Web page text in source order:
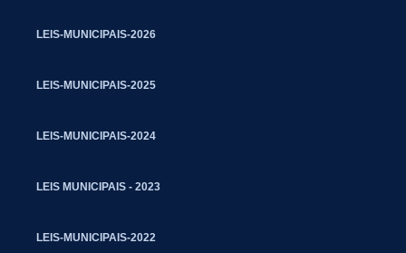
LEIS-MUNICIPAIS-2026
LEIS-MUNICIPAIS-2025
LEIS-MUNICIPAIS-2024
LEIS MUNICIPAIS - 2023
LEIS-MUNICIPAIS-2022